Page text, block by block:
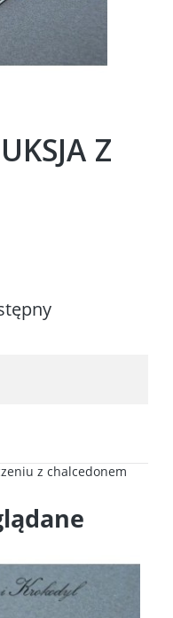
Z
z chalcedonem